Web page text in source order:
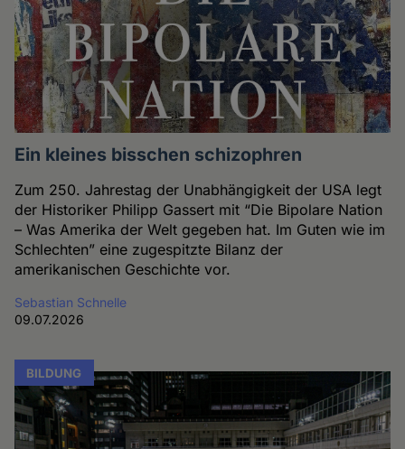
Ein kleines bisschen schizophren
Zum 250. Jahrestag der Unabhängigkeit der USA legt
der Historiker Philipp Gassert mit “Die Bipolare Nation
– Was Amerika der Welt gegeben hat. Im Guten wie im
Schlechten” eine zugespitzte Bilanz der
amerikanischen Geschichte vor.
Sebastian Schnelle
09.07.2026
BILDUNG